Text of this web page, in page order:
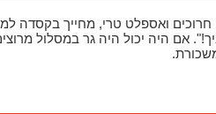
חרוכים ואספלט טרי, מחייך בקסדה
אם היה יכול היה גר במסלול